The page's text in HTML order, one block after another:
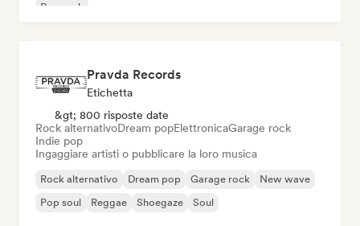
Pop rock
Pravda Records
Etichetta
&gt; 800 risposte date
Rock alternativoDream popElettronicaGarage rock
Indie pop
Ingaggiare artisti o pubblicare la loro musica
Rock alternativo Dream pop Garage rock
New wave
Pop soul
Reggae Shoegaze Soul